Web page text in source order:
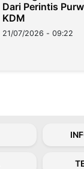
Dari Perintis
KDM
21/07/2026 - 09:22